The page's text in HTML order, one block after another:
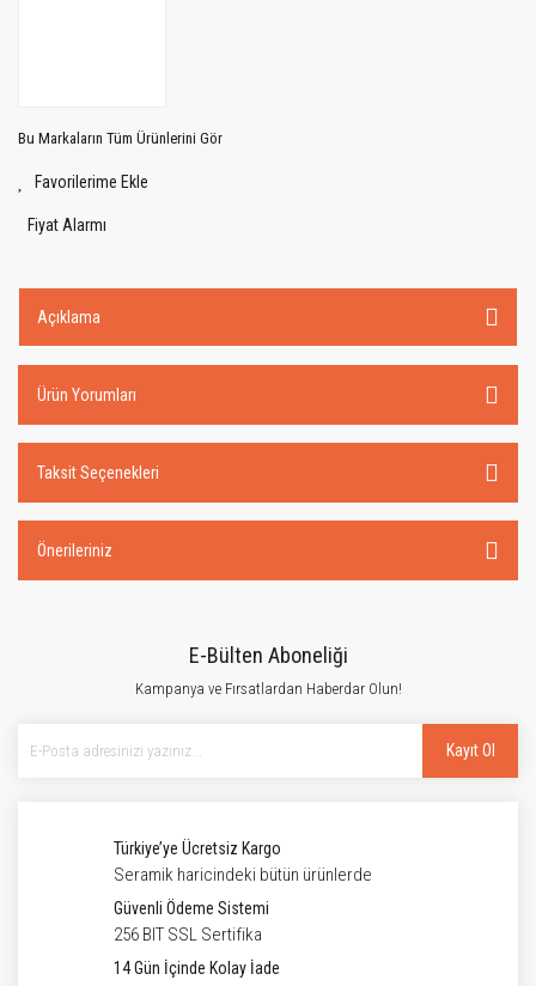
Bu Markaların Tüm Ürünlerini Gör
Fiyat Alarmı
Açıklama
Ürün Yorumları
Taksit Seçenekleri
Önerileriniz
E-Bülten Aboneliği
Kampanya ve Fırsatlardan Haberdar Olun!
Kayıt Ol
Türkiye’ye Ücretsiz Kargo
Seramik haricindeki bütün ürünlerde
Güvenli Ödeme Sistemi
256 BIT SSL Sertifika
14 Gün İçinde Kolay İade